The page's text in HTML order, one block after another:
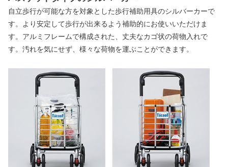
自立歩行が可能な方を対象とした歩行補助用具のシルバーカーで
す。より安定して歩行が出来るよう補助的にお使いいただけま
す。アルミフレームで構成された、丈夫なカゴ状の荷物入れで
す。汚れを気にせず、様々な荷物を運ぶことができます。